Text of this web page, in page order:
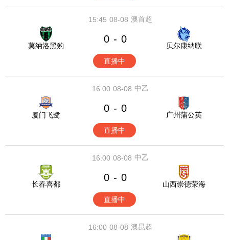
08-08
15:45 澳首超
莫纳洛黑豹
0 - 0
贝尔康纳联
直播中
08-08
16:00 中乙
厦门飞鹭
0 - 0
广州蒲公英
直播中
08-08
16:00 中乙
长春喜都
0 - 0
山西崇德荣海
直播中
08-08
16:00 澳昆超